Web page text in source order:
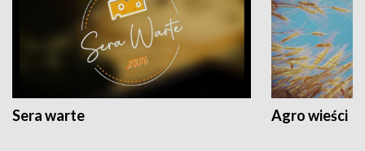
Sera warte Agro wieści